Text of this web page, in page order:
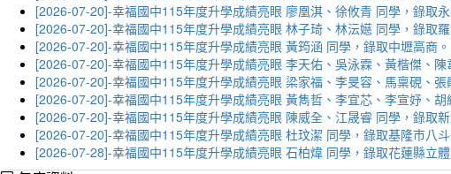
[2026-07-20]-幸福國中115年度升學成績亮眼 廖凰淇、徐攸青 同學，錄取永
[2026-07-20]-幸福國中115年度升學成績亮眼 林子琦、林沄嬨 同學，錄取羅
[2026-07-20]-幸福國中115年度升學成績亮眼 黃筠涵 同學，錄取中壢高商。
[2026-07-20]-幸福國中115年度升學成績亮眼 李天佑、吳泳霖、黃楷傑、陳
[2026-07-20]-幸福國中115年度升學成績亮眼 梁家福、李旻容、馬稟硯、張
[2026-07-20]-幸福國中115年度升學成績亮眼 黃雋哲、李宜芯、李宣妤、胡
[2026-07-20]-幸福國中115年度升學成績亮眼 陳威全、江晟睿 同學，錄取新
[2026-07-20]-幸福國中115年度升學成績亮眼 杜玟潔 同學，錄取基隆市八斗
[2026-07-28]-幸福國中115年度升學成績亮眼 石柏煒 同學，錄取花蓮縣立體